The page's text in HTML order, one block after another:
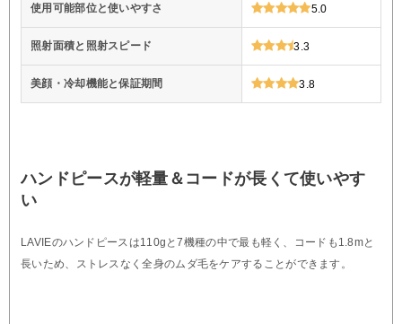
使用可能部位と使いやすさ 5.0
照射面積と照射スピード 3.3
美顔・冷却機能と保証期間 3.8
ハンドピースが軽量＆コードが長くて使いやす
い
LAVIEのハンドピースは110gと7機種の中で最も軽く、コードも1.8mと
長いため、ストレスなく全身のムダ毛をケアすることができます。